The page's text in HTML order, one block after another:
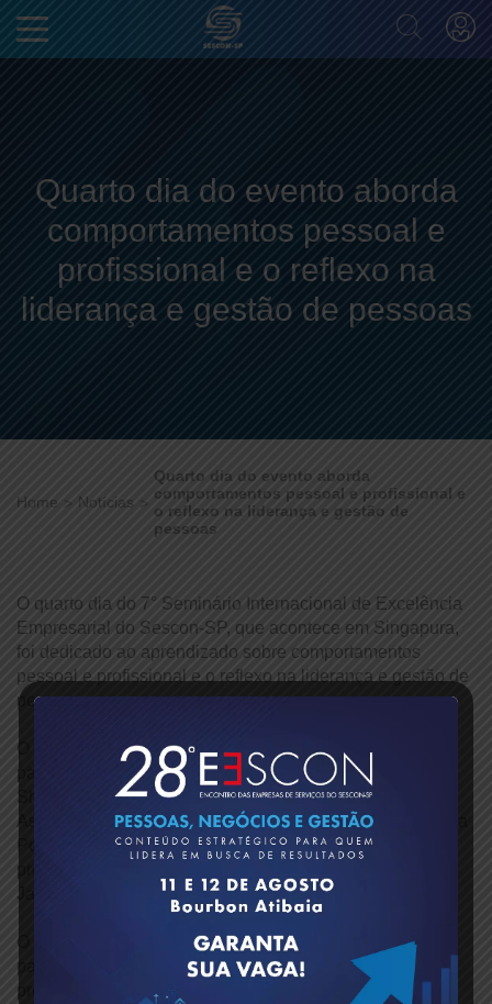
Quarto dia do evento aborda
comportamentos pessoal e
profissional e o reflexo na
liderança e gestão de pessoas
Home Notícias
Quarto dia do evento aborda
comportamentos pessoal e profissional e
o reflexo na liderança e gestão de
pessoas
O quarto dia do 7° Seminário Internacional de Excelência
Empresarial do Sescon-SP, que acontece em Singapura,
foi dedicado ao aprendizado sobre comportamentos
pessoal e profissional e o reflexo na liderança e gestão de
pessoas.
O grupo de empresários contábeis pode acompanhar as
palestras “Positividade e Influência na Ásia”, com o Prof.
Shivendu Nadkarni; e “Crise dos Negócios no Século
Asiático – Vilões e Heróis”, “Os Sete Princípios da Cultura
Positiva do Trabalho”, e “Princípios de uma vida
Janson Yap, Diretor de Pessoal da NUS.
O encerramento do evento na NUS Business School,
parceira educacional, contou com as participações dos
presidentes do Sescon-SP, Carlos Alberto Baptistão; da